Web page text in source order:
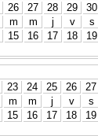
26 27 28 29 30
m m j v s
15 16 17 18 19
23 24 25 26 27
m m j v s
15 16 17 18 19